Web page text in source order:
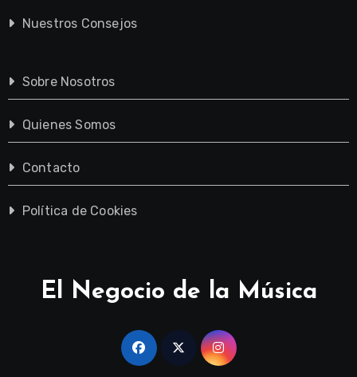
Nuestros Consejos
Sobre Nosotros
Quienes Somos
Contacto
Política de Cookies
El Negocio de la Música